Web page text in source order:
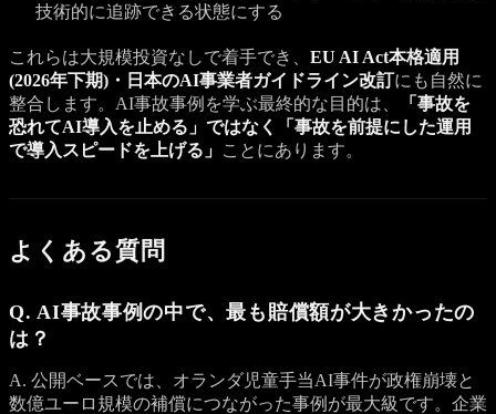
技術的に追跡できる状態にする
これらは大規模投資なしで着手でき、 EU AI Act本格適用
(2026年下期)・日本のAI事業者ガイドライン改訂にも自然に
整合します。AI事故事例を学ぶ最終的な目的は、
「事故を
恐れてAI導入を止める」ではなく「事故を前提にした運用
で導入スピードを上げる」 ことにあります。
よくある質問
Q. AI事故事例の中で、最も賠償額が大きかったの
は？
A. 公開ベースでは、オランダ児童手当AI事件が政権崩壊と
数億ユーロ規模の補償につながった事例が最大級です。企業